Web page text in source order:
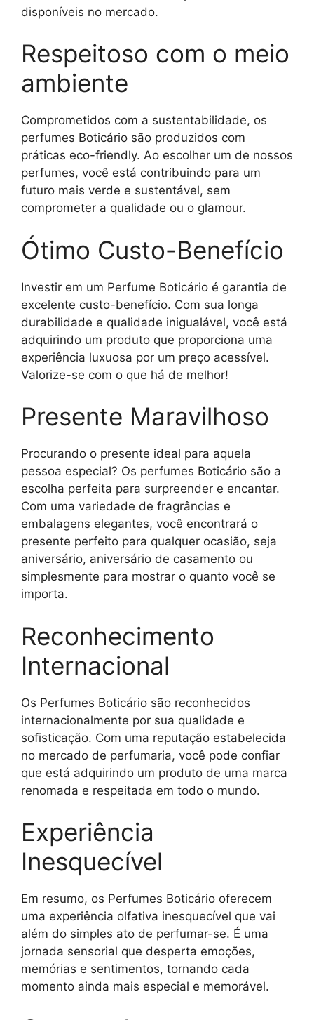
disponíveis no mercado.
Respeitoso com o meio
ambiente
Comprometidos com a sustentabilidade, os
perfumes Boticário são produzidos com
práticas eco-friendly. Ao escolher um de nossos
perfumes, você está contribuindo para um
futuro mais verde e sustentável, sem
comprometer a qualidade ou o glamour.
Ótimo Custo-Benefício
Investir em um Perfume Boticário é garantia de
excelente custo-benefício. Com sua longa
durabilidade e qualidade inigualável, você está
adquirindo um produto que proporciona uma
experiência luxuosa por um preço acessível.
Valorize-se com o que há de melhor!
Presente Maravilhoso
Procurando o presente ideal para aquela
pessoa especial? Os perfumes Boticário são a
escolha perfeita para surpreender e encantar.
Com uma variedade de fragrâncias e
embalagens elegantes, você encontrará o
presente perfeito para qualquer ocasião, seja
aniversário, aniversário de casamento ou
simplesmente para mostrar o quanto você se
importa.
Reconhecimento
Internacional
Os Perfumes Boticário são reconhecidos
internacionalmente por sua qualidade e
sofisticação. Com uma reputação estabelecida
no mercado de perfumaria, você pode confiar
que está adquirindo um produto de uma marca
renomada e respeitada em todo o mundo.
Experiência
Inesquecível
Em resumo, os Perfumes Boticário oferecem
uma experiência olfativa inesquecível que vai
além do simples ato de perfumar-se. É uma
jornada sensorial que desperta emoções,
memórias e sentimentos, tornando cada
momento ainda mais especial e memorável.